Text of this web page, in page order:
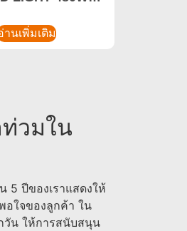
ลิตไฟไฮเบย์
านเพิ่มเติม
ท่วมใน
5 ปีของเราแสดงให้
ใจของลูกค้า ใน
วัน ให้การสนับสนุน